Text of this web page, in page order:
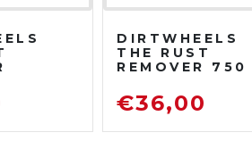
DIRTWHEELS
THE RUST
REMOVER 750
DISOSSIDANTE
RIMUOVI
€36,00